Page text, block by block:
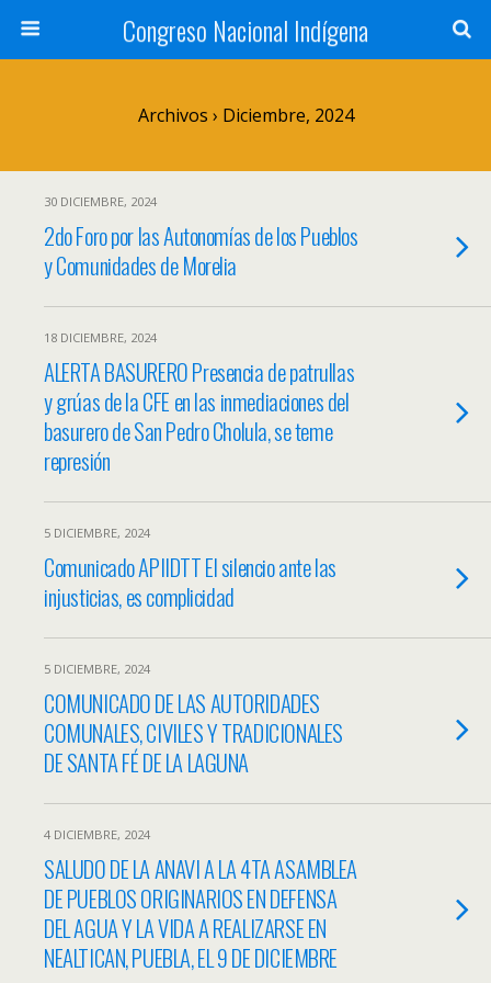
Congreso Nacional Indígena
Archivos › Diciembre, 2024
30 DICIEMBRE, 2024
2do Foro por las Autonomías de los Pueblos
y Comunidades de Morelia
18 DICIEMBRE, 2024
ALERTA BASURERO Presencia de patrullas
y grúas de la CFE en las inmediaciones del
basurero de San Pedro Cholula, se teme
represión
5 DICIEMBRE, 2024
Comunicado APIIDTT El silencio ante las
injusticias, es complicidad
5 DICIEMBRE, 2024
COMUNICADO DE LAS AUTORIDADES
COMUNALES, CIVILES Y TRADICIONALES
DE SANTA FÉ DE LA LAGUNA
4 DICIEMBRE, 2024
SALUDO DE LA ANAVI A LA 4TA ASAMBLEA
DE PUEBLOS ORIGINARIOS EN DEFENSA
DEL AGUA Y LA VIDA A REALIZARSE EN
NEALTICAN, PUEBLA, EL 9 DE DICIEMBRE